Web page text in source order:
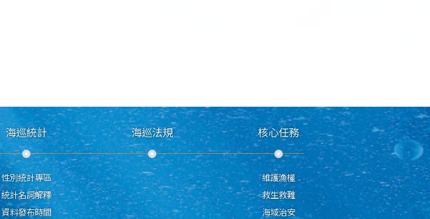
海巡統計
性別統計專區
統計名詞解釋
資料發布時間
海巡法規 核心任務
維護漁權
救生救難
海域治安